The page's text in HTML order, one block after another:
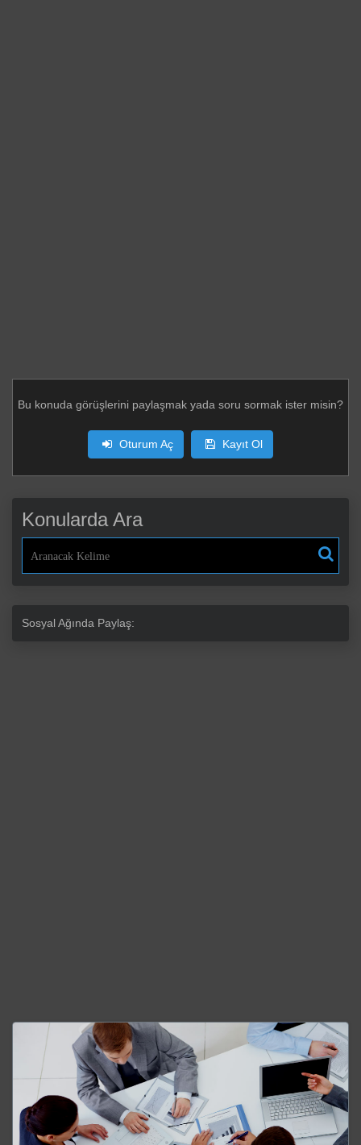
Bu konuda görüşlerini paylaşmak yada soru sormak ister misin?
Oturum Aç Kayıt Ol
Konularda Ara
Sosyal Ağında Paylaş: